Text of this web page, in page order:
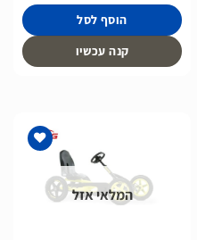
הוסף לסל
קנה עכשיו
המלאי אזל